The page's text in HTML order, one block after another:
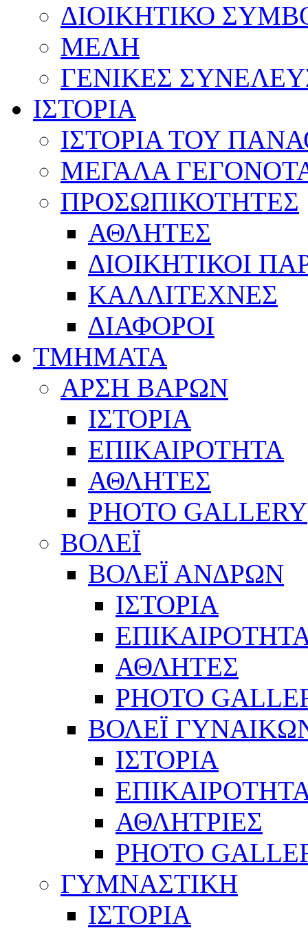
ΔΙΟΙΚΗΤΙΚΟ
ΜΕΛΗ
ΓΕΝΙΚΕΣ
ΙΣΤΟΡΙΑ
ΙΣΤΟΡΙΑ ΤΟΥ
ΜΕΓΑΛΑ
ΠΡΟΣΩΠΙΚΟΤΗΤΕΣ
ΑΘΛΗΤΕΣ
ΔΙΟΙΚΗΤΙΚΟΙ
ΚΑΛΛΙΤΕΧΝΕΣ
ΔΙΑΦΟΡΟΙ
ΤΜΗΜΑΤΑ
ΑΡΣΗ ΒΑΡΩΝ
ΙΣΤΟΡΙΑ
ΕΠΙΚΑΙΡΟΤΗΤΑ
ΑΘΛΗΤΕΣ
PHOTO GALLERY
ΒΟΛΕΪ
ΒΟΛΕΪ ΑΝΔΡΩΝ
ΙΣΤΟΡΙΑ
ΑΘΛΗΤΕΣ
PHOTO
ΒΟΛΕΪ
ΙΣΤΟΡΙΑ
ΑΘΛΗΤΡΙΕΣ
PHOTO
ΓΥΜΝΑΣΤΙΚΗ
ΙΣΤΟΡΙΑ